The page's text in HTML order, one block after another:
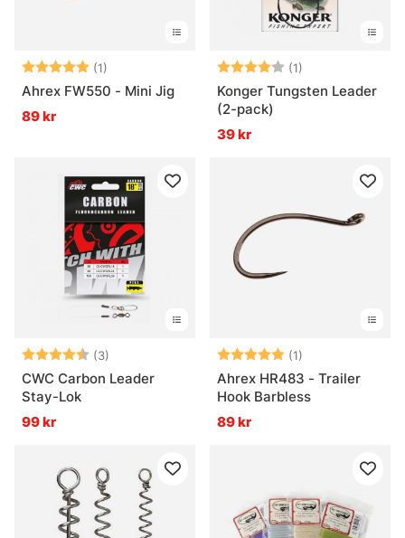
Vanliga frågor om krok och småplock
Vad är krok och småplock?
Vad används tafsar till?
Vad är flugbindningsmaterial?
Vad är stingers och när används de?
Betyg: (1)
5.0 utav 5 stjärnor
Ahrex FW550 - Mini Jig
89 kr
Betyg: (1)
Konger Tungsten Leader
(2-pack)
39 kr
Betyg: (3)
4.3 utav 5 stjärnor
CWC Carbon Leader
Stay-Lok
99 kr
Betyg: (1)
Ahrex HR483 - Trailer
Hook Barbless
89 kr